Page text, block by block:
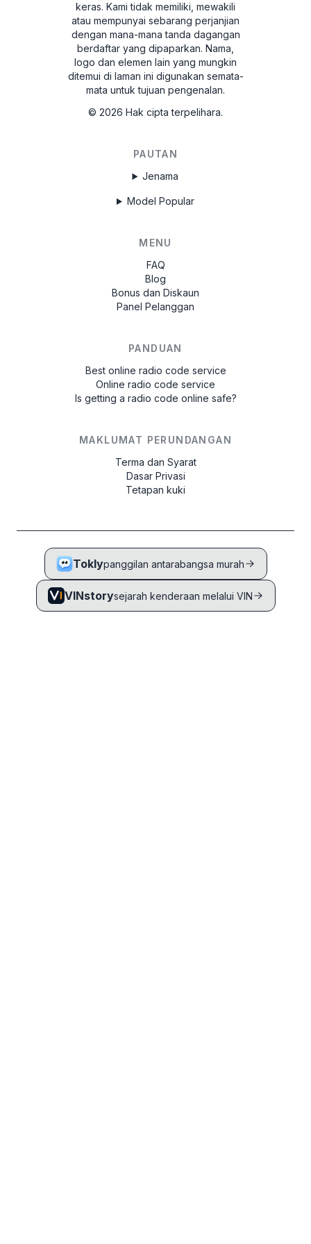
keras. Kami tidak memiliki, mewakili
atau mempunyai sebarang perjanjian
dengan mana-mana tanda dagangan
berdaftar yang dipaparkan. Nama,
logo dan elemen lain yang mungkin
ditemui di laman ini digunakan semata-
mata untuk tujuan pengenalan.
© 2026 Hak cipta terpelihara.
PAUTAN
Jenama
Model Popular
MENU
FAQ
Blog
Bonus dan Diskaun
Panel Pelanggan
PANDUAN
Best online radio code service
Online radio code service
Is getting a radio code online safe?
MAKLUMAT PERUNDANGAN
Terma dan Syarat
Dasar Privasi
Tetapan kuki
Toklypanggilan antarabangsa murah
VINstorysejarah kenderaan melalui VIN